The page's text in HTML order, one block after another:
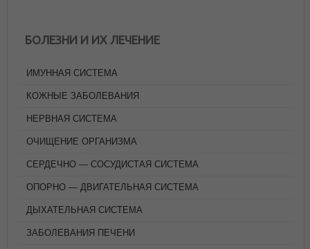
БОЛЕЗНИ И ИХ ЛЕЧЕНИЕ
ИМУННАЯ СИСТЕМА
КОЖНЫЕ ЗАБОЛЕВАНИЯ
НЕРВНАЯ СИСТЕМА
ОЧИЩЕНИЕ ОРГАНИЗМА
СЕРДЕЧНО — СОСУДИСТАЯ СИСТЕМА
ОПОРНО — ДВИГАТЕЛЬНАЯ СИСТЕМА
ДЫХАТЕЛЬНАЯ СИСТЕМА
ЗАБОЛЕВАНИЯ ПЕЧЕНИ